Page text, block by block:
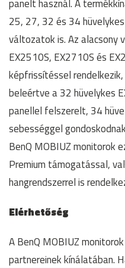
panelt használ. A
25, 27, 32 és 34
változatok is. Az alacsony
EX2510S, EX2710S és
képfrissítéssel
beleértve a 32 hüvelykes
panellel felszerelt, 34
sebességgel
BenQ MOBIUZ monitorok
Premium támogatással,
hangrendszerrel is
Elérhetőség
A BenQ MOBIUZ
partnereinek kínálatában.